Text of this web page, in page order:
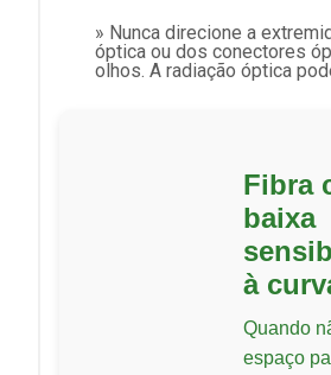
» Nunca direcione a
óptica ou dos conectores
olhos. A radiação óptica
Fibra
baixa
à
Quando
espaço